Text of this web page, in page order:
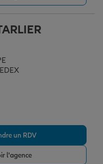
vie
un RDV
l'agence